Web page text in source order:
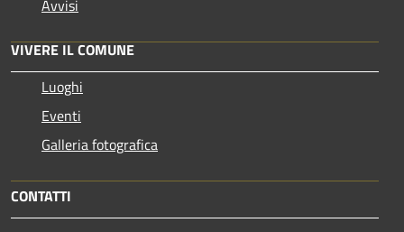
Avvisi
VIVERE IL COMUNE
Luoghi
Eventi
Galleria fotografica
CONTATTI